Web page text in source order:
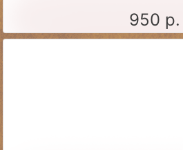
950 р.